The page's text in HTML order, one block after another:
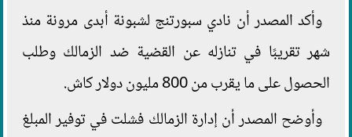
وأكد المصدر أن نادي سبورتنج لشبونة أبدى مرونة منذ
شهر تقريبًا في تنازله عن القضية ضد الزمالك وطلب
الحصول على ما يقرب من 800 مليون دولار كاش.
وأوضح المصدر أن إدارة الزمالك فشلت في توفير المبلغ